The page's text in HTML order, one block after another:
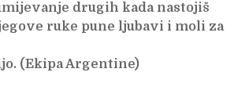
drugih kada nastojiš
ruke pune ljubavi i moli za
(Ekipa Argentine)